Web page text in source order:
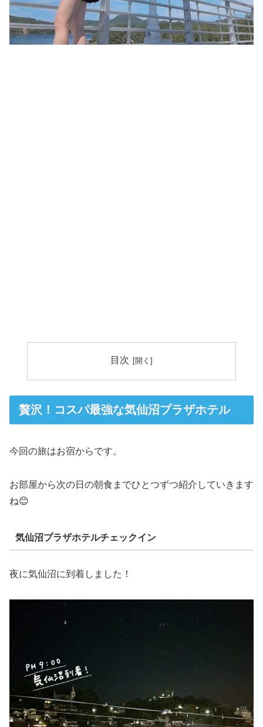
目次
贅沢！コスパ最強な気仙沼プラザホテル
今回の旅はお宿からです。
お部屋から次の日の朝食までひとつずつ紹介していきます
ね😊
気仙沼プラザホテルチェックイン
夜に気仙沼に到着しました！